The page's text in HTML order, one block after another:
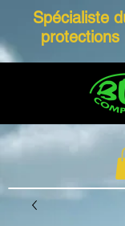
Spécialiste
protections